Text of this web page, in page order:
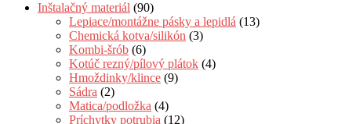
Inštalačný materiál (90)
Lepiace/montážne pásky a lepidlá (13)
Chemická kotva/silikón (3)
Kombi-šrób (6)
Kotúč rezný/pílový plátok (4)
Hmoždinky/klince (9)
Sádra (2)
Matica/podložka (4)
Príchytky potrubia (12)